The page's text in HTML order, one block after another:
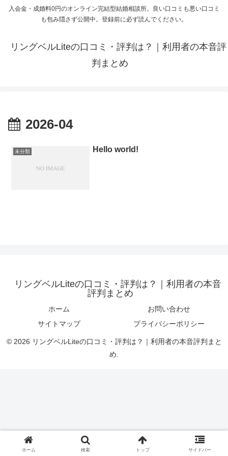
入会金・成婚料0円のオンライン完結型結婚相談所。良い口コミも悪い口コミ
も包み隠さず公開中。登録前に必ず読んでください。
リングベルLiteの口コミ・評判は？｜利用者の本音評
判まとめ
2026-04
未分類 Hello world!
リングベルLiteの口コミ・評判は？｜利用者の本音
評判まとめ
ホーム
お問い合わせ
サイトマップ
プライバシーポリシー
© 2026 リングベルLiteの口コミ・評判は？｜利用者の本音評判まと
め.
ホーム 検索 トップ サイドバー